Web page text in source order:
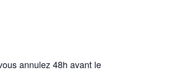
annulez 48h avant le